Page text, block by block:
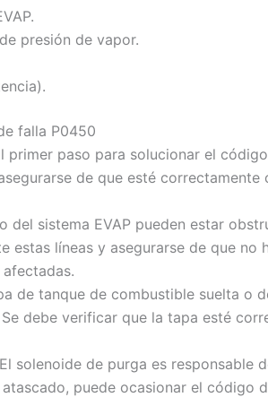
presión de vapor.
falla P0450
primer paso para solucionar el
de que esté
del sistema EVAP pueden estar
estas líneas y asegurarse de que
de tanque de combustible suelta o
debe verificar que la tapa esté
El solenoide de purga es responsable
puede ocasionar el código